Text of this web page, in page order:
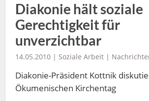
Diakonie hält soziale
Gerechtigkeit für
unverzichtbar
14.05.2010 | Soziale Arbeit |
Diakonie-Präsident Kottnik
Ökumenischen Kirchentag